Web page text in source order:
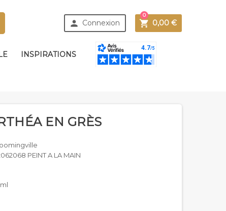
 Connexion  0,00 €
0
INSPIRATIONS
EN GRÈS
PEINT A LA MAIN